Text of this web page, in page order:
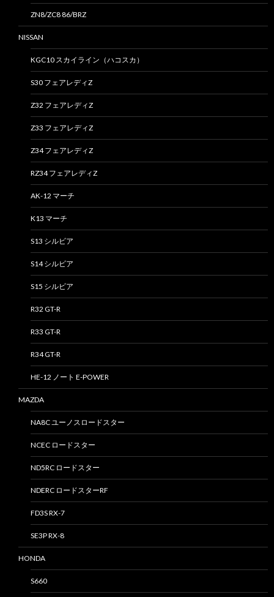
ZN8/ZC8 86/BRZ
NISSAN
KGC10 スカイライン（ハコスカ）
S30 フェアレディZ
Z32 フェアレディZ
Z33 フェアレディZ
Z34 フェアレディZ
RZ34 フェアレディZ
AK-12 マーチ
K13 マーチ
S13 シルビア
S14 シルビア
S15 シルビア
R32 GT-R
R33 GT-R
R34 GT-R
HE-12 ノート E-POWER
MAZDA
NA8C ユーノスロードスター
NCEC ロードスター
ND5RC ロードスター
NDERC ロードスターRF
FD3S RX-7
SE3P RX-8
HONDA
S660